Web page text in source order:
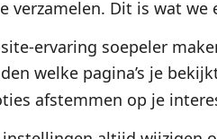
verzamelen. Dit is wat we
ervaring soepeler
welke pagina’s je
afstemmen op je
aan den Rijn
bij wat jij zoekt? In
welke vacatures
en werkuren.